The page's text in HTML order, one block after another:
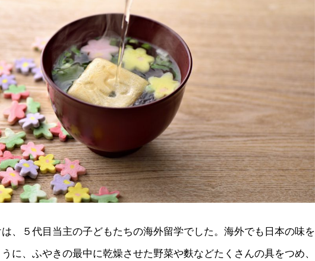
、５代目当主の子どもたちの海外留学でした。海外でも日本の味を
に、ふやきの最中に乾燥させた野菜や麩などたくさんの具をつめ、